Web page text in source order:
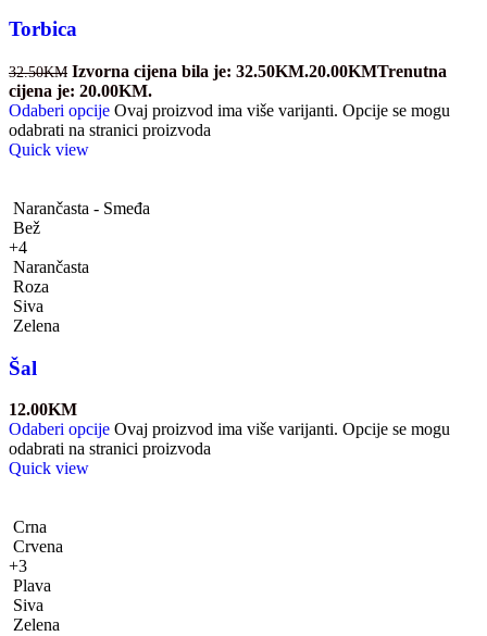
Torbica
32.50KM Izvorna cijena bila je: 32.50KM.20.00KMTrenutna
cijena je: 20.00KM.
Odaberi opcije Ovaj proizvod ima više varijanti. Opcije se mogu
odabrati na stranici proizvoda
Quick view
Narančasta - Smeđa
Bež
+4
Narančasta
Roza
Siva
Zelena
Šal
12.00KM
Odaberi opcije Ovaj proizvod ima više varijanti. Opcije se mogu
odabrati na stranici proizvoda
Quick view
Crna
Crvena
+3
Plava
Siva
Zelena